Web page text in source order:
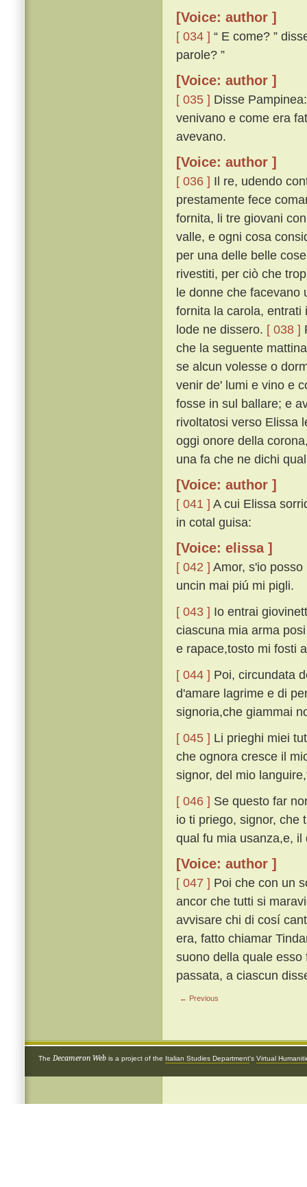
[Voice: author ]
[ 034 ] “ E come? ”
parole? ”
[Voice: author ]
[ 035 ] Disse
venivano e come era
avevano.
[Voice: author ]
[ 036 ] Il re, udendo
prestamente fece
fornita, li tre giovani
valle, e ogni cosa
per una delle belle
rivestiti, per ciò che
le donne che facevano
fornita la carola, entrati
lode ne dissero. [ 038 ]
che la seguente
se alcun volesse o
venir de' lumi e vino e
fosse in sul ballare; e
rivoltatosi verso Elissa
oggi onore della
una fa che ne dichi
[Voice: author ]
[ 041 ] A cui Elissa
in cotal guisa:
[Voice: elissa ]
[ 042 ] Amor, s'io
uncin mai piú mi pigli.
[ 043 ] Io entrai
ciascuna mia arma
e rapace,tosto mi fosti
[ 044 ] Poi, circundata
d'amare lagrime e di
signoria,che giammai
[ 045 ] Li prieghi miei
che ognora cresce il
signor, del mio
[ 046 ] Se questo far
io ti priego, signor, che
qual fu mia usanza,e,
[Voice: author ]
[ 047 ] Poi che con un
ancor che tutti si
avvisare chi di cosí
era, fatto chiamar
suono della quale
passata, a ciascun
← Previous
The Decameron Web is a project of the Italian Studies Department's Virtual